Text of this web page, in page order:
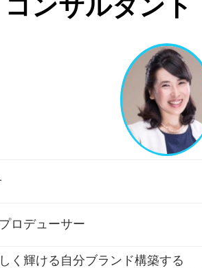
コンサルタン
ロデューサー
く輝ける自分ブランド構築する